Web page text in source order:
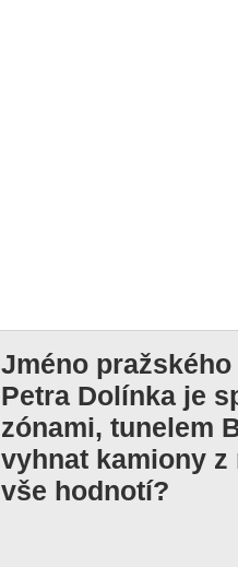
Jméno
Petra Dolínka je
zónami, tunelem
vyhnat kamiony z
vše hodnotí?